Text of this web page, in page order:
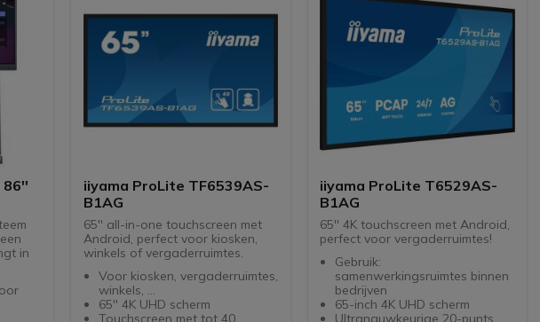
86''
in
iiyama ProLite TF6539AS-
B1AG
65'' all-in-one touchscreen met
Android, perfect voor kiosken,
winkels of vergaderruimtes.
Voor kiosken, vergaderruimtes,
winkels, ...
65'' 4K UHD scherm
Touchscreen met tot 40
iiyama ProLite T6529AS-
B1AG
65'' 4K touchscreen met Android,
perfect voor vergaderruimtes!
Gebruik:
samenwerkingsruimtes binnen
bedrijven
65-inch 4K UHD scherm
Ultranauwkeurige 20-punts